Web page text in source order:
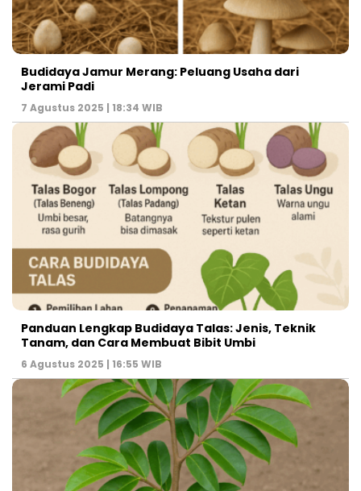
Budidaya Jamur Merang: Peluang Usaha dari
Jerami Padi
7 Agustus 2025 | 18:34 WIB
Panduan Lengkap Budidaya Talas: Jenis, Teknik
Tanam, dan Cara Membuat Bibit Umbi
6 Agustus 2025 | 16:55 WIB